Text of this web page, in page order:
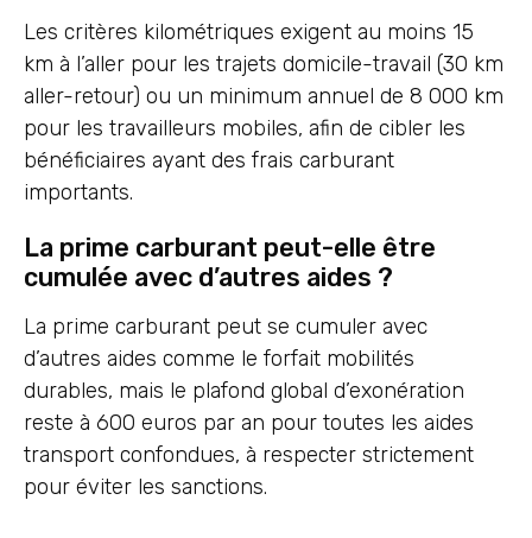
Les critères kilométriques exigent au moins 15
km à l’aller pour les trajets domicile-travail (30 km
aller-retour) ou un minimum annuel de 8 000 km
pour les travailleurs mobiles, afin de cibler les
bénéficiaires ayant des frais carburant
importants.
La prime carburant peut-elle être
cumulée avec d’autres aides ?
La prime carburant peut se cumuler avec
d’autres aides comme le forfait mobilités
durables, mais le plafond global d’exonération
reste à 600 euros par an pour toutes les aides
transport confondues, à respecter strictement
pour éviter les sanctions.